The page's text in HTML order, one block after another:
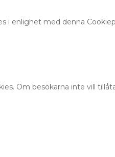
i enlighet med denna
Om besökarna inte vill